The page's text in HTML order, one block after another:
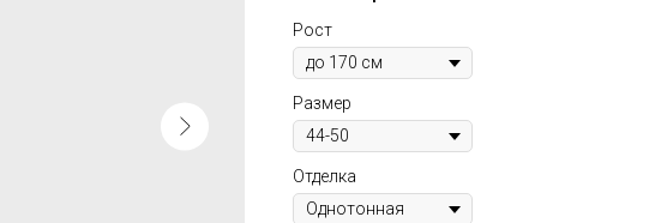
Рост
Размер
Отделка